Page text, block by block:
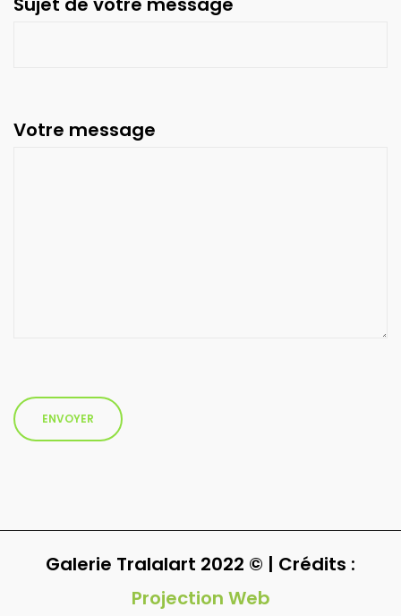
Votre message
Galerie Tralalart 2022 © | Crédits :
Projection Web